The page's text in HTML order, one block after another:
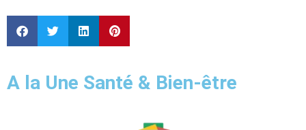
A la Une Santé & Bien-être